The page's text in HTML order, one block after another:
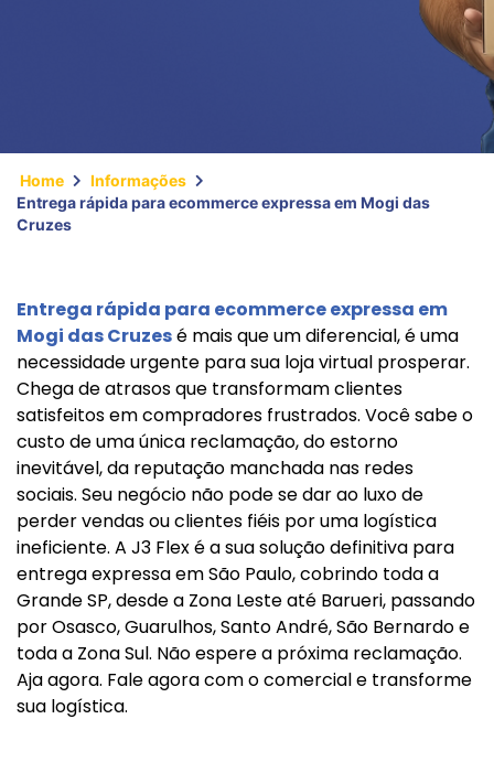
Home
Informações
Entrega rápida para ecommerce expressa em Mogi das
Cruzes
Entrega rápida para ecommerce expressa em
Mogi das Cruzesé mais que um diferencial, é uma
necessidade urgente para sua loja virtual prosperar.
Chega de atrasos que transformam clientes
satisfeitos em compradores frustrados. Você sabe o
custo de uma única reclamação, do estorno
inevitável, da reputação manchada nas redes
sociais. Seu negócio não pode se dar ao luxo de
perder vendas ou clientes fiéis por uma logística
ineficiente. A J3 Flex é a sua solução definitiva para
entrega expressa em São Paulo, cobrindo toda a
Grande SP, desde a Zona Leste até Barueri, passando
por Osasco, Guarulhos, Santo André, São Bernardo e
toda a Zona Sul. Não espere a próxima reclamação.
Aja agora. Fale agora com o comercial e transforme
sua logística.